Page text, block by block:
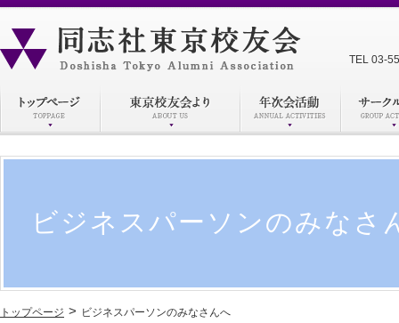
TEL 03-
ビジネスパーソンのみなさ
トップページ > ビジネスパーソンのみなさんへ